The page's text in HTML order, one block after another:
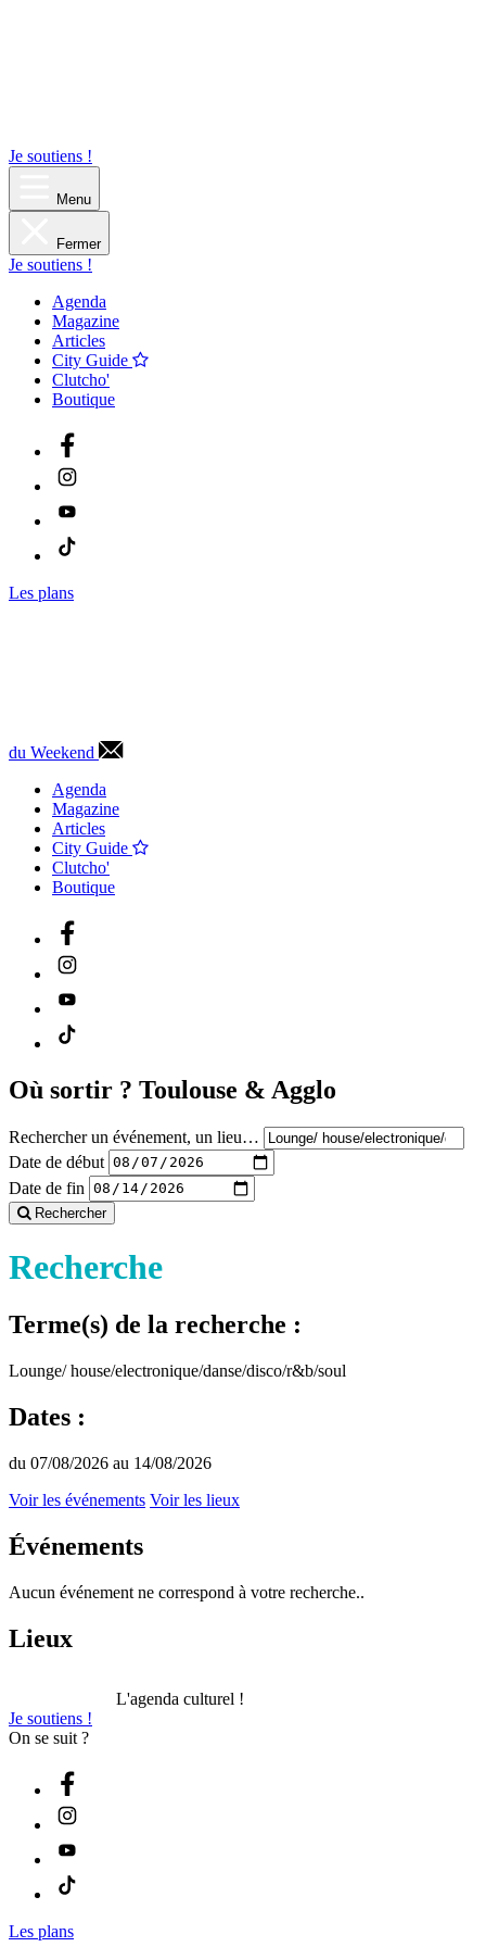
Je soutiens !
Menu
Fermer
Je soutiens !
Agenda
Magazine
Articles
City Guide
Clutcho'
Boutique
Les plans
du Weekend
Agenda
Magazine
Articles
City Guide
Clutcho'
Boutique
Où sortir ? Toulouse & Agglo
Rechercher un événement, un lieu…
Date de début
Date de fin
Rechercher
Recherche
Terme(s) de la recherche :
Lounge/ house/electronique/danse/disco/r&b/soul
Dates :
du 07/08/2026 au 14/08/2026
Voir les événements Voir les lieux
Événements
Aucun événement ne correspond à votre recherche..
Lieux
L'agenda culturel !
Je soutiens !
On se suit ?
Les plans